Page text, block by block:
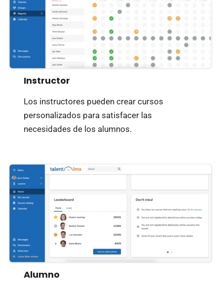
Instructor
Los instructores pueden crear cursos
personalizados para satisfacer las
necesidades de los alumnos.
Alumno